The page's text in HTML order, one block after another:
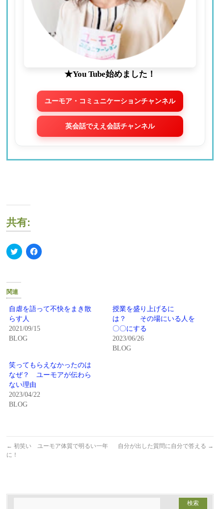
★You Tube始めました！
ユーモア・コミュニケーションチャンネル
英会話でええ会話チャンネル
共有:
ク
リ
て
共
有
(新
し
い
ウ
ィ
で
開
き
ま
す)
Facebook
で
リ
ッ
し
て
(新
し
い
ィ
ン
ま
す)
関連
自虐を語って不快をまき散
らす人
2021/09/15
BLOG
授業を盛り上げるに
は？ その場にいる人を
〇〇にする
2023/06/26
BLOG
笑ってもらえなかったのは
なぜ？ ユーモアが伝わら
ない理由
2023/04/22
BLOG
← 初笑い ユーモア体質で明るい一年
に！
自分が出した質問に自分で答える →